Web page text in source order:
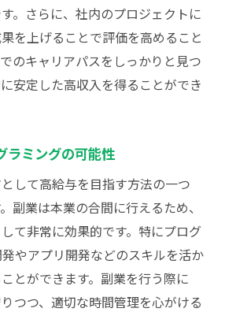
。さらに、社内のプロジェクトに
を上げることで評価を高めること
のキャリアパスをしっかりと見つ
安定した高収入を得ることができ
ラミングの可能性
して高給与を目指す方法の一つ
副業は本業の合間に行えるため、
て非常に効果的です。特にプログ
やアプリ開発などのスキルを活か
とができます。副業を行う際に
つつ、適切な時間管理を心がける